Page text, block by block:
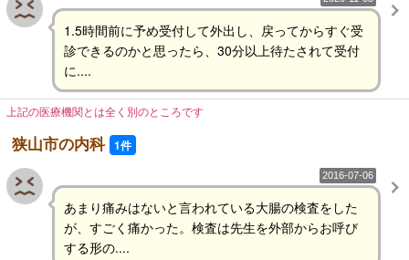
1.5時間前に予め受付して外出し、戻ってからすぐ受
診できるのかと思ったら、30分以上待たされて受付
に....
上記の医療機関とは全く別のところです
狭山市の内科 1件
2016-07-06
あまり痛みはないと言われている大腸の検査をした
が、すごく痛かった。検査は先生を外部からお呼び
する形の....